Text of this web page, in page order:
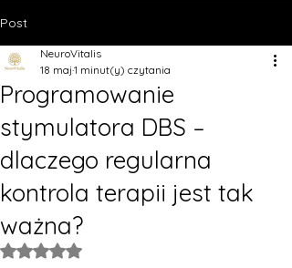
Post
Programowanie
stymulatora DBS –
dlaczego regularna
kontrola terapii jest tak
ważna?
NeuroVitalis
18 maj 1 minut(y) czytania
Oceniono na NaN z 5 gwiazdek.